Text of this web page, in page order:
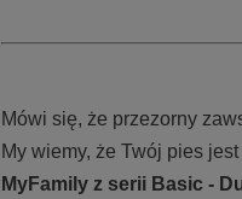
Mówi się, że przezorny
My wiemy, że Twój pies
MyFamily z serii Basic -